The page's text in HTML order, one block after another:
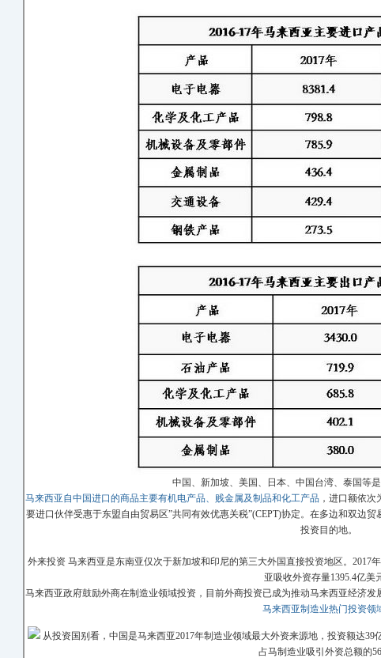
中国、新加坡、美国、日本、中国台湾、泰国等
马来西亚自中国进口的商品主要有机电产品、贱金属及制品和化工产品 ，进口额依
要进口伙伴受惠于东盟自由贸易区”共同有效优惠关税”(CEPT)协定。在多边和双边
投资目的地。
外来投资 马来西亚是东南亚仅次于新加坡和印尼的第三大外国直接投资地区。2017
亚吸收外资存量1395.4亿美
马来西亚政府鼓励外商在制造业领域投资，目前外商投资已成为推动马来西亚经济发
马来西亚制造业热门投资领
从投资国别看，中国是马来西亚2017年制造业领域最大外资来源地，投资额达
占马制造业吸引外资总额的